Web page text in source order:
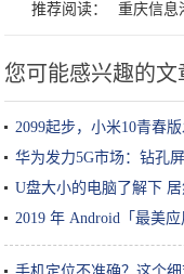
推荐阅读： 重庆信息
您可能感兴趣的文
2099起步，小米10青春
华为发力5G市场：钻孔
U盘大小的电脑了解下 居
2019 年 Android「最美